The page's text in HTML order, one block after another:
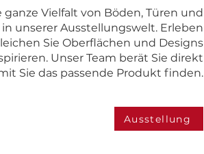
Vielfalt von Böden, Türen und
unserer Ausstellungswelt. Erleben
Sie Oberflächen und Designs
Unser Team berät Sie direkt
Sie das passende Produkt finden.
Ausstellung